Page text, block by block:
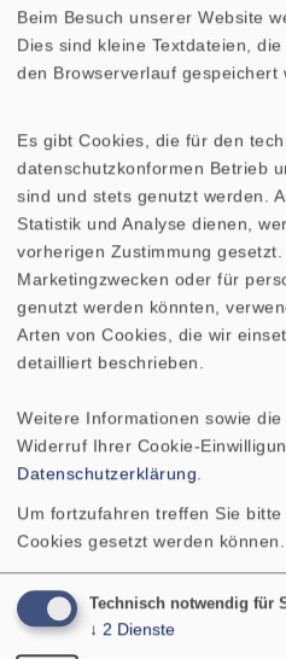
253-CENTERspielend
DieserCenter-Speaker
Mehrkanalsystem
anspruchsvolle
auch Filmgenuss auf
akustischen Niveau
Nicht mehr im
TECHNISCHE DATEN
Nennbelastbarkeit
Beim Besuch unserer Website
Dies sind kleine Textdateien,
den Browserverlauf gespeichert
Es gibt Cookies, die für den
datenschutzkonformen Betrieb
sind und stets genutzt werden.
Statistik und Analyse dienen,
vorherigen Zustimmung
Marketingzwecken oder für
genutzt werden könnten,
Arten von Cookies, die wir
detailliert beschrieben.
Weitere Informationen sowie
Widerruf Ihrer Cookie-
Datenschutzerklärung.
Um fortzufahren treffen Sie
Cookies gesetzt werden können.
Technisch notwendig für
↓ 2 Dienste